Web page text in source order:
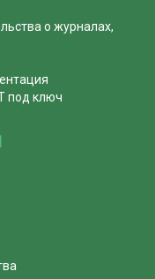
о журналах,
под ключ